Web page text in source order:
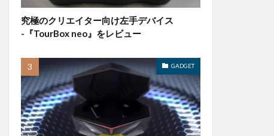
究極のクリエイター向け左手デバイス
-『TourBox neo』をレビュー
GADGET